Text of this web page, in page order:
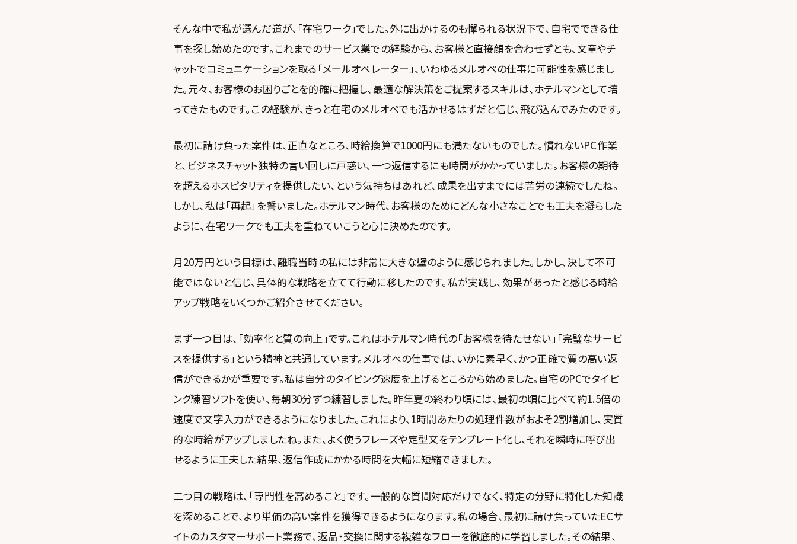
そんな中で私が選んだ道が、「在宅ワーク」でした。外に出かけるのも憚られる状況下で、自宅でできる仕
事を探し始めたのです。これまでのサービス業での経験から、お客様と直接顔を合わせずとも、文章やチ
ャットでコミュニケーションを取る「メールオペレーター」、いわゆるメルオペの仕事に可能性を感じまし
た。元々、お客様のお困りごとを的確に把握し、最適な解決策をご提案するスキルは、ホテルマンとして培
ってきたものです。この経験が、きっと在宅のメルオペでも活かせるはずだと信じ、飛び込んでみたのです。
最初に請け負った案件は、正直なところ、時給換算で1000円にも満たないものでした。慣れないPC作業
と、ビジネスチャット独特の言い回しに戸惑い、一つ返信するにも時間がかかっていました。お客様の期待
を超えるホスピタリティを提供したい、という気持ちはあれど、成果を出すまでには苦労の連続でしたね。
しかし、私は「再起」を誓いました。ホテルマン時代、お客様のためにどんな小さなことでも工夫を凝らした
ように、在宅ワークでも工夫を重ねていこうと心に決めたのです。
月20万円という目標は、離職当時の私には非常に大きな壁のように感じられました。しかし、決して不可
能ではないと信じ、具体的な戦略を立てて行動に移したのです。私が実践し、効果があったと感じる時給
アップ戦略をいくつかご紹介させてください。
まず一つ目は、「効率化と質の向上」です。これはホテルマン時代の「お客様を待たせない」「完璧なサービ
スを提供する」という精神と共通しています。メルオペの仕事では、いかに素早く、かつ正確で質の高い返
信ができるかが重要です。私は自分のタイピング速度を上げるところから始めました。自宅のPCでタイピ
ング練習ソフトを使い、毎朝30分ずつ練習しました。昨年夏の終わり頃には、最初の頃に比べて約1.5倍の
速度で文字入力ができるようになりました。これにより、1時間あたりの処理件数がおよそ2割増加し、実質
的な時給がアップしましたね。また、よく使うフレーズや定型文をテンプレート化し、それを瞬時に呼び出
せるように工夫した結果、返信作成にかかる時間を大幅に短縮できました。
二つ目の戦略は、「専門性を高めること」です。一般的な質問対応だけでなく、特定の分野に特化した知識
を深めることで、より単価の高い案件を獲得できるようになります。私の場合、最初に請け負っていたECサ
イトのカスタマーサポート業務で、返品・交換に関する複雑なフローを徹底的に学習しました。その結果、